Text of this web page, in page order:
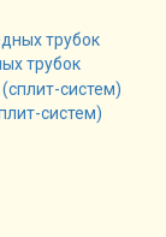
трубок
систем)